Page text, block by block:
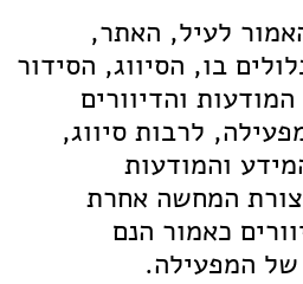
לעיל, האתר,
בו, הסיווג, הסידור
והדיוורים
לרבות סיווג,
והמודעות
צורת המחשה אחרת
כאמור הנם
המפעילה.